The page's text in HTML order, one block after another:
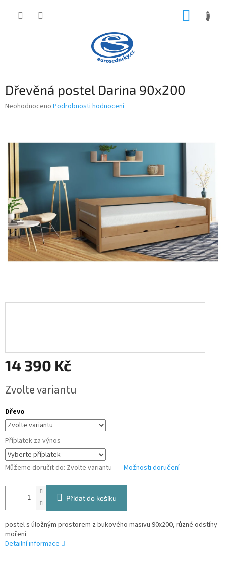
Dřevěná postel Darina 90x200
Průměrné
0,0
hvězdiček.
Neohodnoceno Podrobnosti hodnocení
14 390 Kč
cena:
Zvolte variantu
Dřevo
Příplatek za výnos
Můžeme doručit do: Zvolte variantu Možnosti doručení
Přidat do košíku
postel s úložným prostorem z bukového masivu 90x200, různé odstíny
moření
Detailní informace